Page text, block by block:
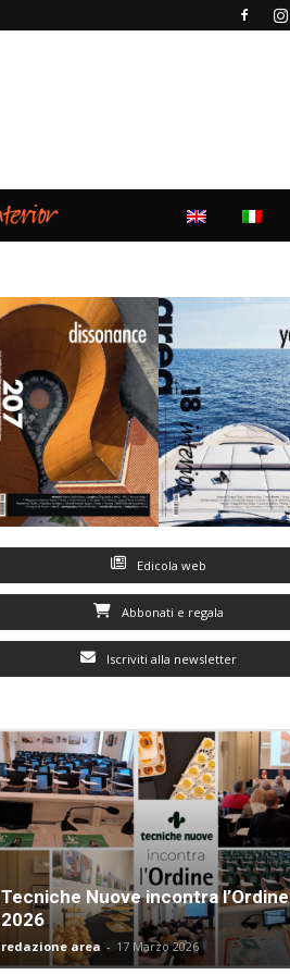
Edicola web
Abbonati e regala
Iscriviti alla newsletter
Tecniche Nuove incontra l’Ordine
2026
redazione area - 17 Marzo 2026